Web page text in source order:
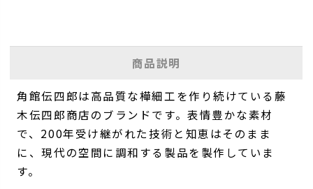
商品説明
角館伝四郎は高品質な樺細工を作り続けている藤
木伝四郎商店のブランドです。表情豊かな素材
で、200年受け継がれた技術と知恵はそのまま
に、現代の空間に調和する製品を製作していま
す。